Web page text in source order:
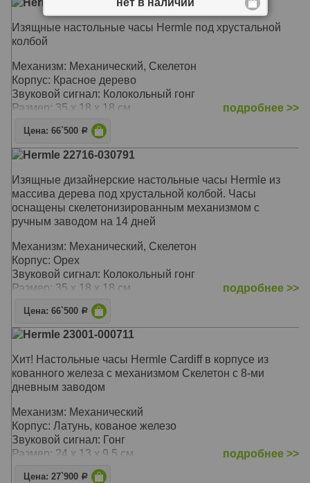
Изящные настольные часы Hermle под хрустальной
колбой
Механизм: Механический, Скелетон
Корпус: Красное дерево
Звуковой сигнал: Колокольный гонг
Размер: 35 х 18 х 18 см
подробнее >>
Цена: 66`500 Р
Hermle 22716-030791
Изящные дизайнерские настольные часы Hermle из
массива дерева под хрустальной колбой. Часы
оснащены скелетонизированным механизмом с
ручным заводом на 14 дней
Механизм: Механический, Скелетон
Корпус: Орех
Звуковой сигнал: Колокольный гонг
Размер: 35 х 18 х 18 см
подробнее >>
Цена: 66`500 Р
Hermle 23001-000711
Хит! Настольные часы Hermle Cardiff в корпусе из
кованного железа с механизмом Скелетон с 8-ми
дневным заводом
Механизм: Механический
Корпус: Латунь, кованое железо
Звуковой сигнал: Гонг
Размер: 24 х 13 х 9,5 см
подробнее >>
Цена: 27`900 Р
нет в наличии